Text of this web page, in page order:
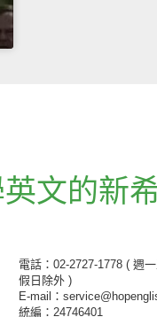
文的新
電話：02-2727-1778 ( 週
假日除外 )
E-mail：
統編：24746401